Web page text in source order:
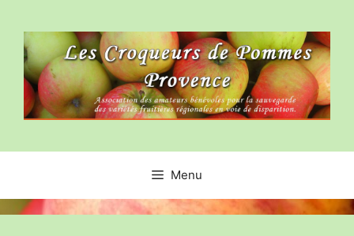
contenu
Menu